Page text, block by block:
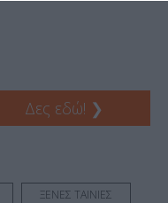
Δες εδώ! ❯
ΞΕΝΕΣ ΤΑΙΝΙΕΣ